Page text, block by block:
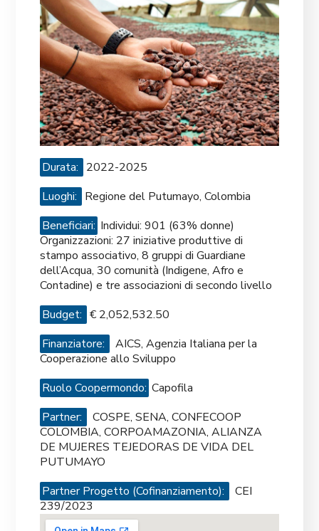
Durata: 2022-2025
Luoghi: Regione del Putumayo, Colombia
Beneficiari: Individui: 901 (63% donne)
Organizzazioni: 27 iniziative produttive di
stampo associativo, 8 gruppi di Guardiane
dell’Acqua, 30 comunità (Indigene, Afro e
Contadine) e tre associazioni di secondo livello
Budget: € 2,052,532.50
Finanziatore:
AICS, Agenzia Italiana per la
Cooperazione allo Sviluppo
Ruolo Coopermondo: Capofila
Partner:
COSPE, SENA, CONFECOOP
COLOMBIA, CORPOAMAZONIA, ALIANZA
DE MUJERES TEJEDORAS DE VIDA DEL
PUTUMAYO
Partner Progetto (Cofinanziamento):
CEI
239/2023